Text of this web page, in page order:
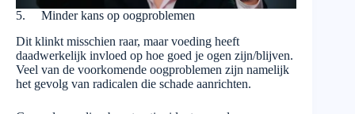
5. Minder kans op oogproblemen
Dit klinkt misschien raar, maar voeding heeft
daadwerkelijk invloed op hoe goed je ogen zijn/blijven.
Veel van de voorkomende oogproblemen zijn namelijk
het gevolg van radicalen die schade aanrichten.